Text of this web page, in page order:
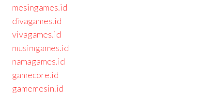
mesingames.id
divagames.id
vivagames.id
musimgames.id
namagames.id
gamecore.id
gamemesin.id